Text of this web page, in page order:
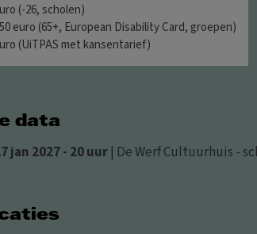
(-26, scholen)
euro (65+, European Disability Card, groepen)
(UiTPAS met kansentarief)
data
jan 2027 - 20 uur | De Werf Cultuurhuis -